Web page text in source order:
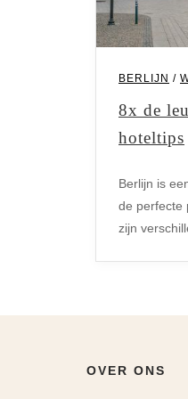
BERLIJN /
8x de
hoteltips
Berlijn is
de perfecte
zijn
OVER ONS